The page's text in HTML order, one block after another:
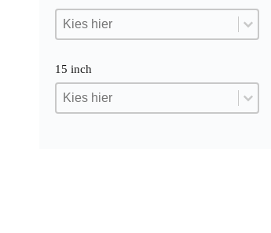
16 inch
16 inch
16 inch
15 inch
15 inch
15 inch
15 inch